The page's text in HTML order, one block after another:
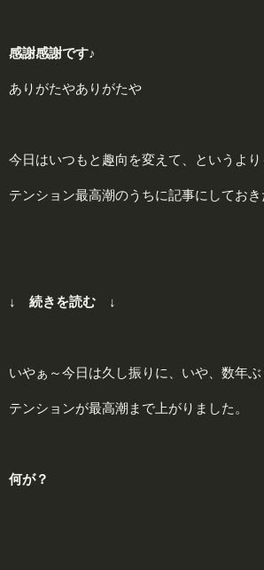
感謝感謝です♪
ありがたやありがたや
今日はいつもと趣向を変えて、というより
テンション最高潮のうちに記事にしておき
↓ 続きを読む ↓
いやぁ～今日は久し振りに、いや、数年
テンションが最高潮まで上がりました。
何が？